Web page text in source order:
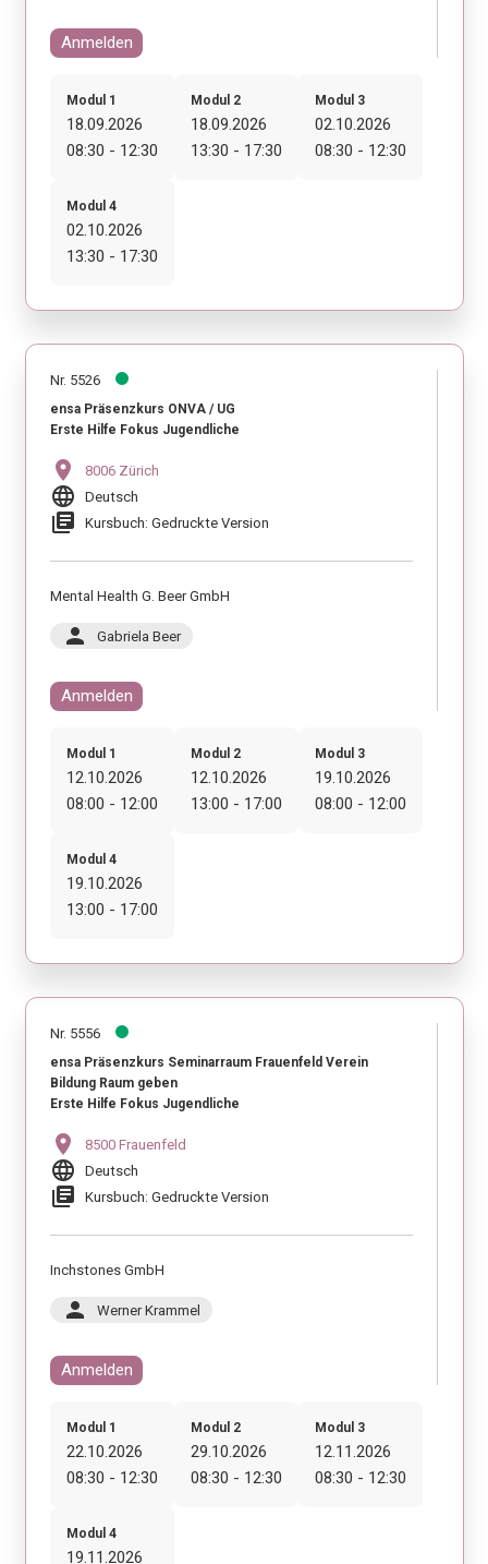
Anmelden
Modul 1
18.09.2026
08:30 - 12:30
Modul 2
18.09.2026
13:30 - 17:30
Modul 3
02.10.2026
08:30 - 12:30
Modul 4
02.10.2026
13:30 - 17:30
Nr. 5526
ensa Präsenzkurs ONVA / UG
Erste Hilfe Fokus Jugendliche
location_on 8006 Zürich
language Deutsch
library_books Kursbuch: Gedruckte Version
Mental Health G. Beer GmbH
person Gabriela Beer
Anmelden
Modul 1
12.10.2026
08:00 - 12:00
Modul 2
12.10.2026
13:00 - 17:00
Modul 3
19.10.2026
08:00 - 12:00
Modul 4
19.10.2026
13:00 - 17:00
Nr. 5556
ensa Präsenzkurs Seminarraum Frauenfeld Verein
Bildung Raum geben
Erste Hilfe Fokus Jugendliche
location_on 8500 Frauenfeld
language Deutsch
library_books Kursbuch: Gedruckte Version
Inchstones GmbH
person Werner Krammel
Anmelden
Modul 1
22.10.2026
08:30 - 12:30
Modul 2
29.10.2026
08:30 - 12:30
Modul 3
12.11.2026
08:30 - 12:30
Modul 4
19.11.2026